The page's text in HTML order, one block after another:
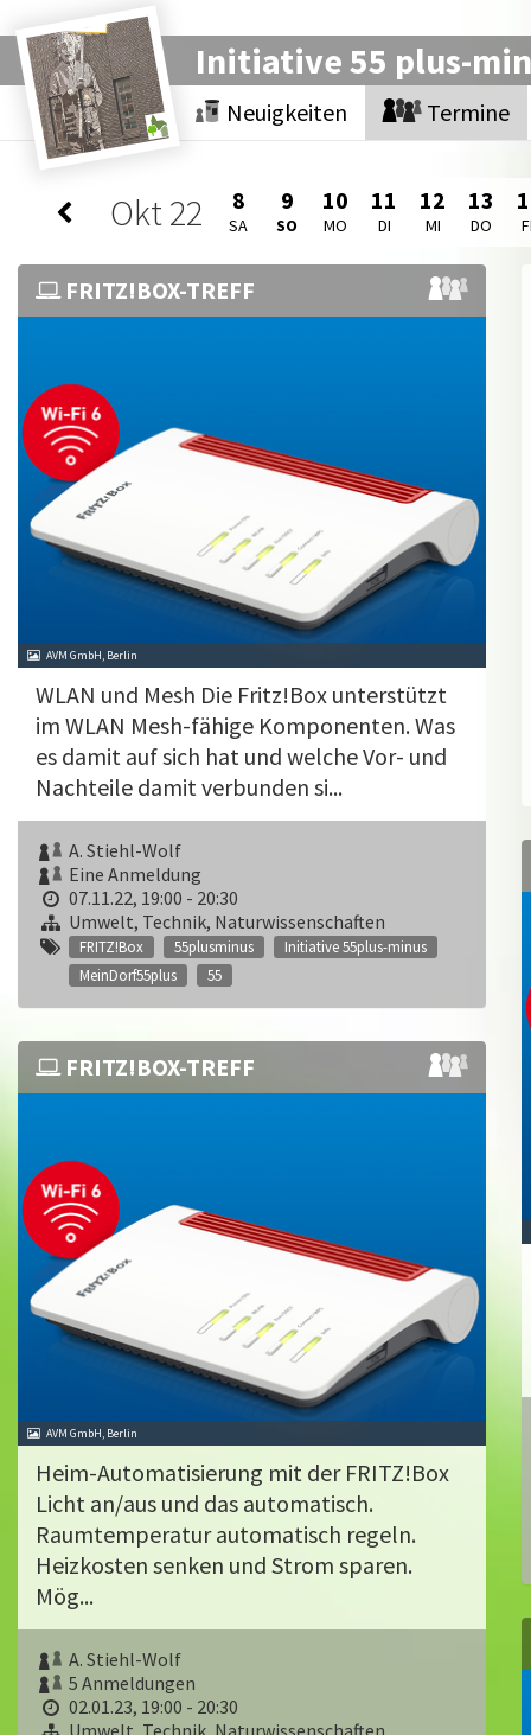
Initiative 55 plus-
Neuigkeiten Termine
Okt22 8
SA
9
SO
10
MO
11
DI
12
MI
13
DO
FRITZ!BOX-TREFF
AVM GmbH, Berlin
WLAN und Mesh Die Fritz!Box unterstützt
im WLAN Mesh-fähige Komponenten. Was
es damit auf sich hat und welche Vor- und
Nachteile damit verbunden si...
A. Stiehl-Wolf
Eine Anmeldung
07.11.22, 19:00 - 20:30
Umwelt, Technik, Naturwissenschaften
FRITZ!Box 55plusminus
Initiative 55plus-minus
MeinDorf55plus
55
FRITZ!BOX-TREFF
AVM GmbH, Berlin
Heim-Automatisierung mit der FRITZ!Box
Licht an/aus und das automatisch.
Raumtemperatur automatisch regeln.
Heizkosten senken und Strom sparen.
Mög...
A. Stiehl-Wolf
5 Anmeldungen
02.01.23, 19:00 - 20:30
Umwelt, Technik, Naturwissenschaften